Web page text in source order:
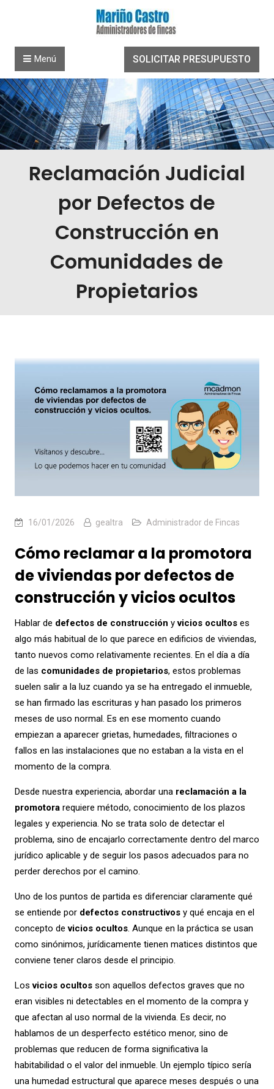
SOLICITAR PRESUPUESTO
Menú
Reclamación Judicial
por Defectos de
Construcción en
Comunidades de
Propietarios
16/01/2026 gealtra Administrador de Fincas
Cómo reclamar a la promotora
de viviendas por defectos de
construcción y vicios ocultos
Hablar de defectos de construcción yvicios ocultoses
algo más habitual de lo que parece en edificios de viviendas,
tanto nuevos como relativamente recientes. En el día a día
de las comunidades de propietarios, estos problemas
suelen salir a la luz cuando ya se ha entregado el inmueble,
se han firmado las escrituras y han pasado los primeros
meses de uso normal. Es en ese momento cuando
empiezan a aparecer grietas, humedades, filtraciones o
fallos en las instalaciones que no estaban a la vista en el
momento de la compra.
Desde nuestra experiencia, abordar una reclamación a la
promotorarequiere método, conocimiento de los plazos
legales y experiencia. No se trata solo de detectar el
problema, sino de encajarlo correctamente dentro del marco
jurídico aplicable y de seguir los pasos adecuados para no
perder derechos por el camino.
Uno de los puntos de partida es diferenciar claramente qué
se entiende por defectos constructivosy qué encaja en el
concepto devicios ocultos. Aunque en la práctica se usan
como sinónimos, jurídicamente tienen matices distintos que
conviene tener claros desde el principio.
Losvicios ocultosson aquellos defectos graves que no
eran visibles ni detectables en el momento de la compra y
que afectan al uso normal de la vivienda. Es decir, no
hablamos de un desperfecto estético menor, sino de
problemas que reducen de forma significativa la
habitabilidad o el valor del inmueble. Un ejemplo típico sería
una humedad estructural que aparece meses después o una